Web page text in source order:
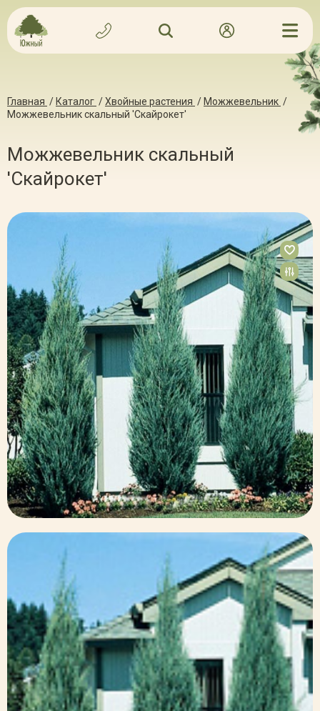
Главная / Каталог /Хвойные растения / Можжевельник /
Можжевельник скальный 'Скайрокет'
Можжевельник скальный
'Скайрокет'